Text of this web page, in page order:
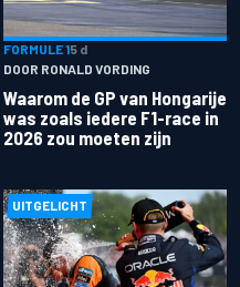
FORMULE 15 d
DOOR RONALD VORDING
Waarom de GP van Hongarije
was zoals iedere F1-race in
2026 zou moeten zijn
UITGELICHT